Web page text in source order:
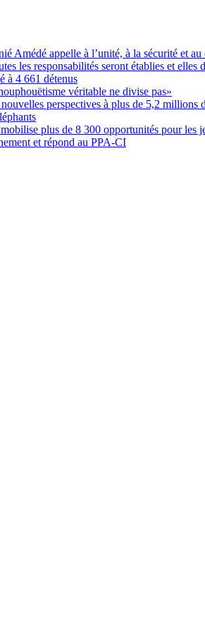
Amédé appelle à l’unité, à la sécurité et au
les responsabilités seront établies et
à 4 661 détenus
véritable ne divise pas»
perspectives à plus de 5,2 millions
plus de 8 300 opportunités pour les
et répond au PPA-CI